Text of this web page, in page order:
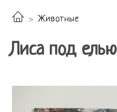
Животные
Лиса под елью